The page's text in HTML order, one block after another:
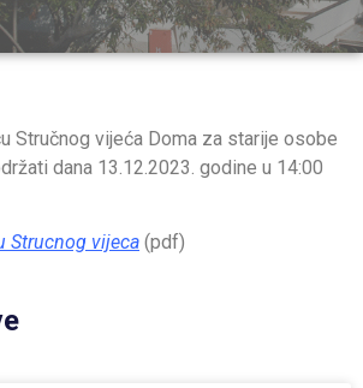
Stručnog vijeća Doma za starije osobe
dana 13.12.2023. godine u 14:00
Strucnog vijeca (pdf)